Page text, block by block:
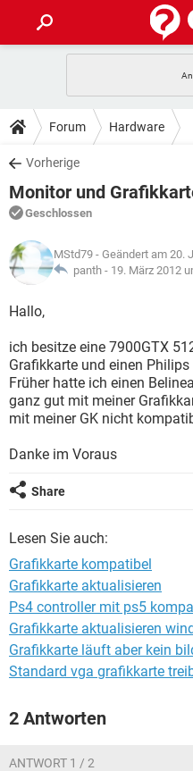
ANDROID
WINDOWS 10
WHATSAPP
FACEBOOK
TIPPS & TRICKS
SPIELE
WINDOWS 10
WHATSAPP
FACEBOOK
DOWNLOADS
SPIELE
ANDROID
WINDOWS 10
WHATSAPP
FACEBOOK
FORUM
SPIELE
ANDROID
FACEBOOK
LEXIKON
SPIELE
ANDROID
WINDOWS 10
WHATSAPP
FACEBOOK
Forum Hardware
Vorherige
Monitor und
Geschlossen
MStd79 - Geändert am 20.
panth - 19. März 2012
Hallo,
ich besitze eine 7900GTX
Grafikkarte und einen
Früher hatte ich einen
ganz gut mit meiner
mit meiner GK nicht
Danke im Voraus
Share
Lesen Sie auch:
Grafikkarte kompatibel
Grafikkarte aktualisieren
Ps4 controller mit ps5
Grafikkarte aktualisieren
Grafikkarte läuft aber kein
Standard vga grafikkarte
2 Antworten
ANTWORT 1 / 2